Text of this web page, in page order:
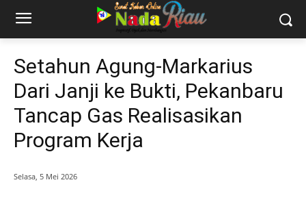
Setahun Agung-Markarius
Dari Janji ke Bukti, Pekanbaru
Tancap Gas Realisasikan
Program Kerja
Selasa, 5 Mei 2026